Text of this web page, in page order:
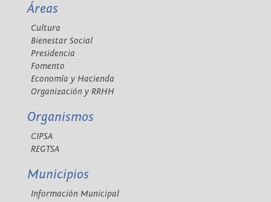
Áreas
Cultura
Bienestar Social
Presidencia
Fomento
Economía y Hacienda
Organización y RRHH
Organismos
CIPSA
REGTSA
Municipios
Información Municipal